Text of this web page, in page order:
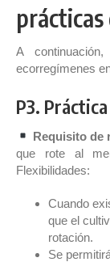
A
ecorregímenes
P3.
Requisito de
que rote al
Flexibilidades:
Cuando
que el
rotación.
Se